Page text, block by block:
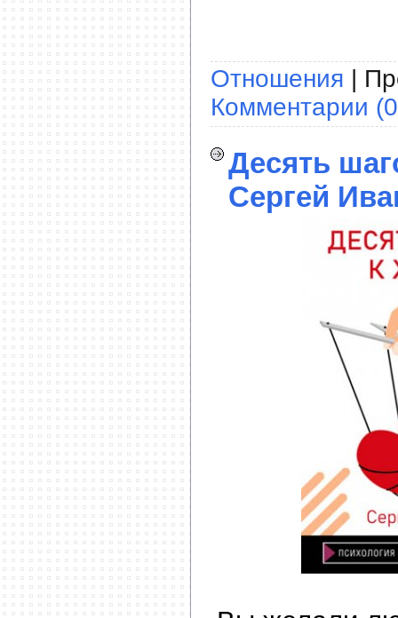
Отношения |
Комментарии
Десять
Сергей